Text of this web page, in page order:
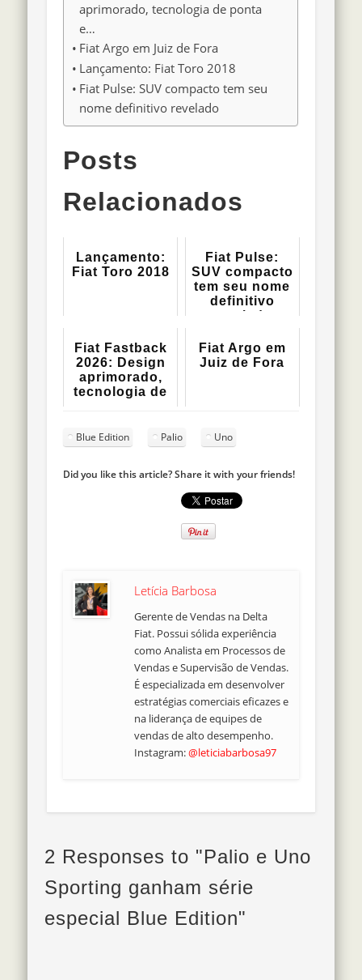
aprimorado, tecnologia de ponta
e…
Fiat Argo em Juiz de Fora
Lançamento: Fiat Toro 2018
Fiat Pulse: SUV compacto tem seu
nome definitivo revelado
Posts
Relacionados
Lançamento:
Fiat Toro 2018
Fiat Pulse:
SUV compacto
tem seu nome
definitivo
revelado
Fiat Fastback
2026: Design
aprimorado,
tecnologia de
Fiat Argo em
Juiz de Fora
Blue Edition Palio Uno
Did you like this article? Share it with your friends!
Letícia Barbosa
Gerente de Vendas na Delta
Fiat. Possui sólida experiência
como Analista em Processos de
Vendas e Supervisão de Vendas.
É especializada em desenvolver
estratégias comerciais eficazes e
na liderança de equipes de
vendas de alto desempenho.
Instagram:@leticiabarbosa97
2 Responses to "Palio e Uno
Sporting ganham série
especial Blue Edition"